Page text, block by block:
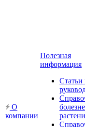
О
компании
Полезная
информация
Статьи